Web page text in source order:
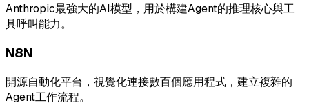
Anthropic最強大的AI模型，用於構建Agent的推理核心與工
具呼叫能力。
N8N
開源自動化平台，視覺化連接數百個應用程式，建立複雜的
Agent工作流程。